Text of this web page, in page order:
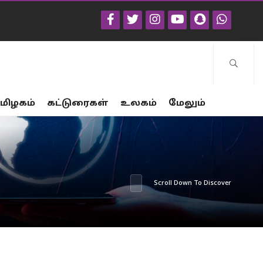
கட்டுரைகள் உலகம் மேலும்
Scroll Down To Discover